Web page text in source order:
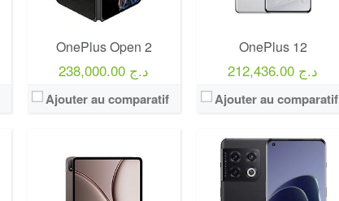
OnePlus Open 2
238,000.00 د.ج
Ajouter au comparatif
OnePlus 12
212,436.00 د.ج
Ajouter au comparatif